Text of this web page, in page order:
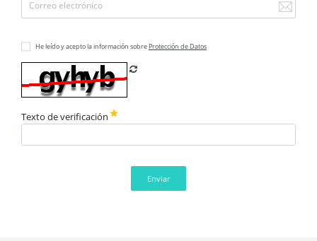
He leído y acepto la información sobre Protección de Datos
Texto de verificación
Enviar